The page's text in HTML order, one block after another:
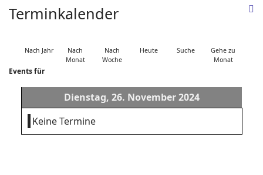
Terminkalender
Nach Jahr
Nach
Monat
Nach
Woche
Heute Suche
Gehe zu
Monat
Events für
Dienstag, 26. November 2024
Keine Termine